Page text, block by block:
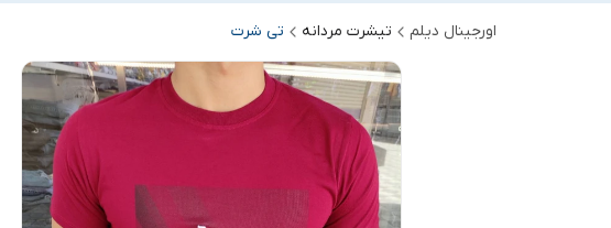
اورجینال دیلم تیشرت مردانه تی شرت